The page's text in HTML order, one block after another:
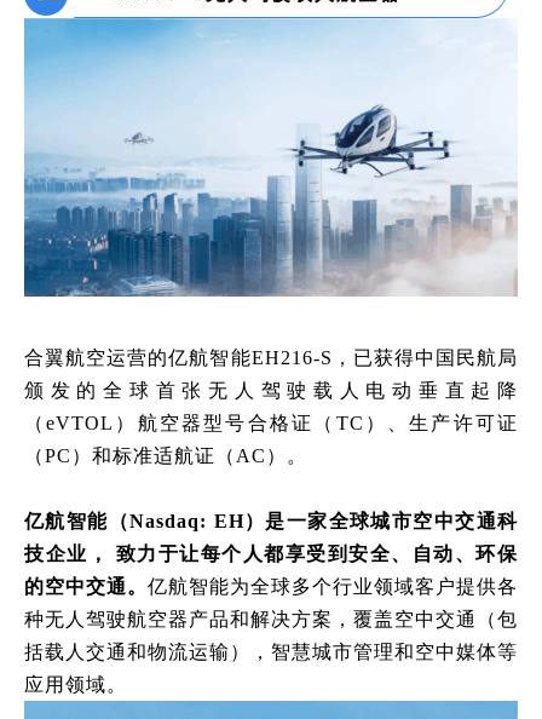
合翼航空运营的亿航智能EH216-S， 已获得中国民航局
颁发的全球首张无人驾驶载人电动垂直起降
（eVTOL）航空器型号合格证（TC）、生产许可证
（PC）和标准适航证（AC）
。
亿航智能（Nasdaq: EH）是一家全球城市空中交通科
技企业， 致力于让每个人都享受到安全、自动、环保
的空中交通。 亿航智能为全球多个行业领域客户提供各
种无人驾驶航空器产品和解决方案，覆盖空中交通（包
括载人交通和物流运输），智慧城市管理和空中媒体等
应用领域。